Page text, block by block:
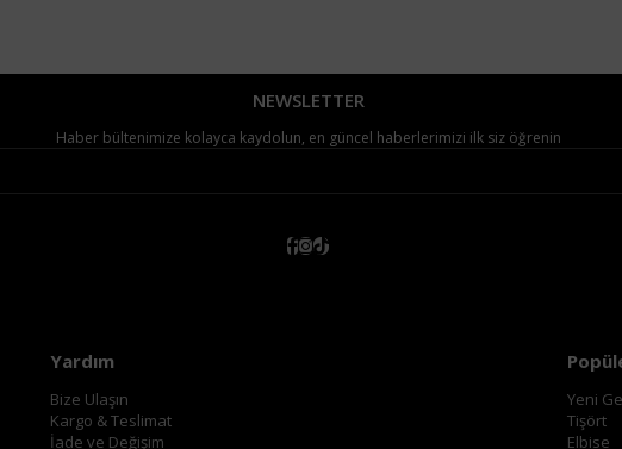
NEWSLETTER
Haber bültenimize kolayca kaydolun, en güncel haberlerimizi ilk siz öğrenin
Yardım
Bize Ulaşın
Kargo & Teslimat
İade ve Değişim
Yeni
Tişört
Elbise